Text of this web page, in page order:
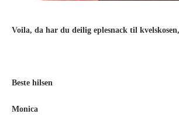
Voila, da har du deilig eplesnack til kvelskosen,
Beste hilsen
Monica